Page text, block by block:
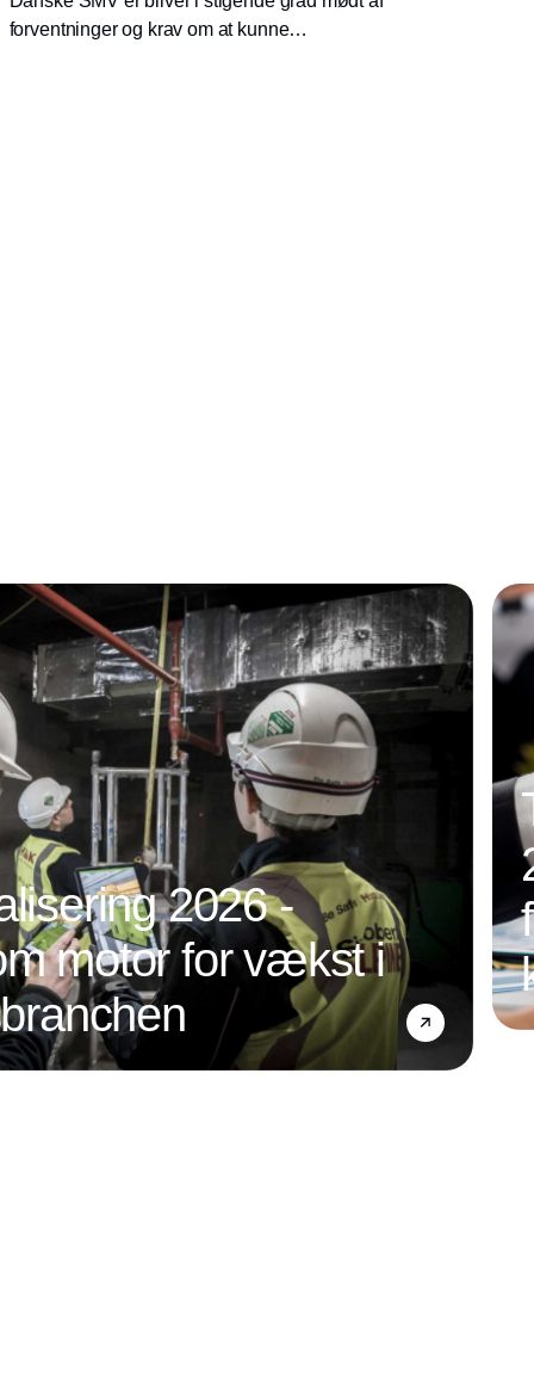
forventninger og krav om at kunne
2026 -
motor for vækst i